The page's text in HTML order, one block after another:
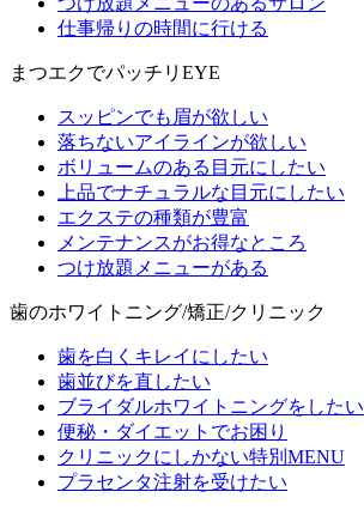
仕事帰りの時間に行ける
まつエクでパッチリEYE
スッピンでも眉が欲しい
落ちないアイラインが欲しい
ボリュームのある目元にしたい
上品でナチュラルな目元にしたい
エクステの種類が豊富
メンテナンスがお得なところ
つけ放題メニューがある
歯のホワイトニング/矯正/クリニック
歯を白くキレイにしたい
歯並びを直したい
ブライダルホワイトニングをしたい
便秘・ダイエットでお困り
クリニックにしかない特別MENU
プラセンタ注射を受けたい